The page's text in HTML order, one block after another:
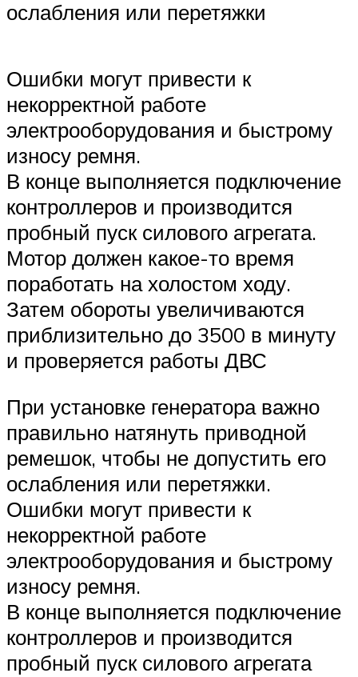
ослабления или перетяжки
Ошибки могут привести к
некорректной работе
электрооборудования и быстрому
износу ремня.
В конце выполняется подключение
контроллеров и производится
пробный пуск силового агрегата.
Мотор должен какое-то время
поработать на холостом ходу.
Затем обороты увеличиваются
приблизительно до 3500 в минуту
и проверяется работы ДВС
При установке генератора важно
правильно натянуть приводной
ремешок, чтобы не допустить его
ослабления или перетяжки.
Ошибки могут привести к
некорректной работе
электрооборудования и быстрому
износу ремня.
В конце выполняется подключение
контроллеров и производится
пробный пуск силового агрегата